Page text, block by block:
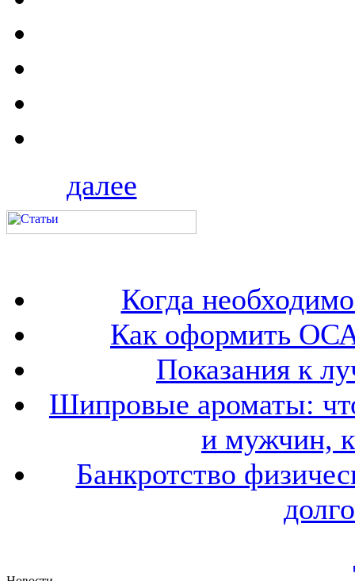
далее
Когда
Как оформить
Показания к
Шипровые ароматы:
и мужчин,
Банкротство